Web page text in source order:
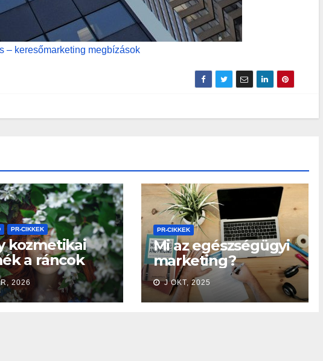
– keresőmarketing megbízások
PR-CIKKEK
kozmetikai
a ráncok
2026
PR-CIKKEK
Mi az egészségügyi
marketing?
J OKT, 2025